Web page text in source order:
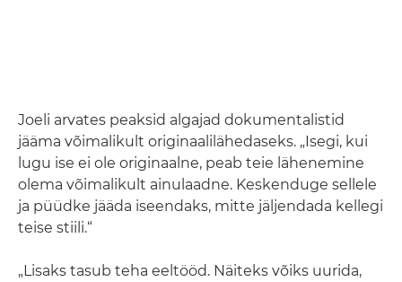
Joeli arvates peaksid algajad dokumentalistid
jääma võimalikult originaalilähedaseks. „Isegi, kui
lugu ise ei ole originaalne, peab teie lähenemine
olema võimalikult ainulaadne. Keskenduge sellele
ja püüdke jääda iseendaks, mitte jäljendada kellegi
teise stiili.“
„Lisaks tasub teha eeltööd. Näiteks võiks uurida,